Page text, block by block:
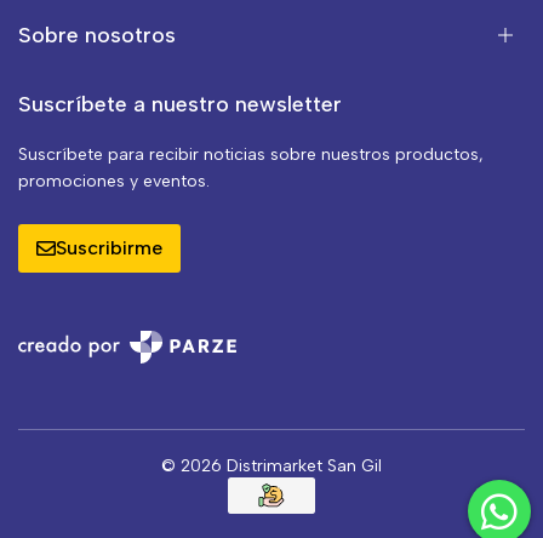
Sobre nosotros
Suscríbete a nuestro newsletter
Suscríbete para recibir noticias sobre nuestros productos,
promociones y eventos.
Suscribirme
© 2026 Distrimarket San Gil